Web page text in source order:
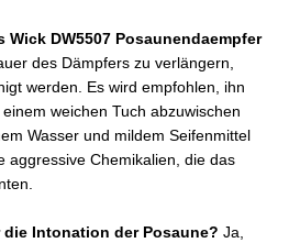
DW5507 Posaunendaempfer
des Dämpfers zu verlängern,
werden. Es wird empfohlen, ihn
weichen Tuch abzuwischen
Wasser und mildem Seifenmittel
aggressive Chemikalien, die das
Intonation der Posaune? Ja,